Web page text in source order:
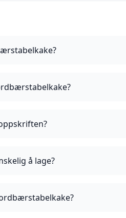
å lage?